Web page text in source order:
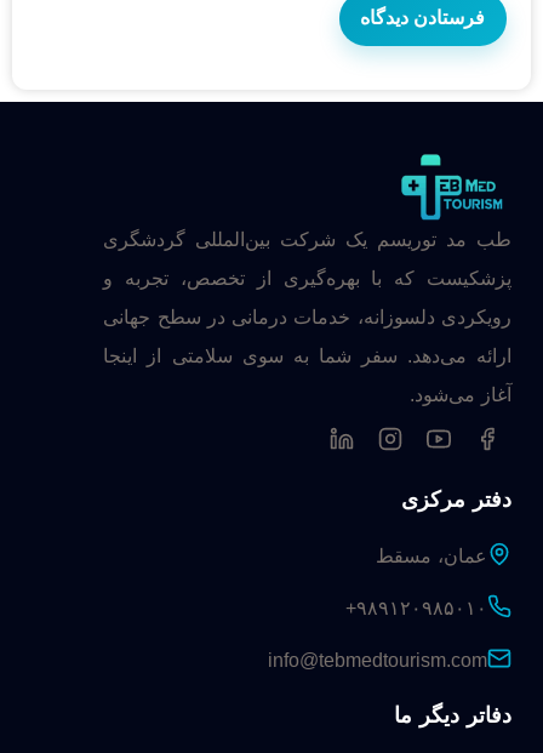
طب مد توریسم یک شرکت بین‌المللی گردشگری
پزشکیست که با بهره‌گیری از تخصص، تجربه و
رویکردی دلسوزانه، خدمات درمانی در سطح جهانی
ارائه می‌دهد. سفر شما به سوی سلامتی از اینجا
آغاز می‌شود.
دفتر مرکزی
عمان، مسقط
+۹۸۹۱۲۰۹۸۵۰۱۰
info@tebmedtourism.com
دفاتر دیگر ما